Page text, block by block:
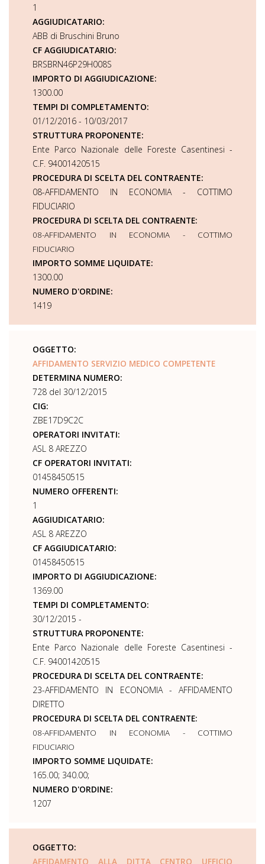
1
AGGIUDICATARIO:
ABB di Bruschini Bruno
CF AGGIUDICATARIO:
BRSBRN46P29H008S
IMPORTO DI AGGIUDICAZIONE:
1300.00
TEMPI DI COMPLETAMENTO:
01/12/2016 - 10/03/2017
STRUTTURA PROPONENTE:
Ente Parco Nazionale delle Foreste Casentinesi -
C.F. 94001420515
PROCEDURA DI SCELTA DEL CONTRAENTE:
08-AFFIDAMENTO IN ECONOMIA - COTTIMO
FIDUCIARIO
PROCEDURA DI SCELTA DEL CONTRAENTE:
08-AFFIDAMENTO IN ECONOMIA - COTTIMO
FIDUCIARIO
IMPORTO SOMME LIQUIDATE:
1300.00
NUMERO D'ORDINE:
1419
OGGETTO:
AFFIDAMENTO SERVIZIO MEDICO COMPETENTE
DETERMINA NUMERO:
728 del 30/12/2015
CIG:
ZBE17D9C2C
OPERATORI INVITATI:
ASL 8 AREZZO
CF OPERATORI INVITATI:
01458450515
NUMERO OFFERENTI:
1
AGGIUDICATARIO:
ASL 8 AREZZO
CF AGGIUDICATARIO:
01458450515
IMPORTO DI AGGIUDICAZIONE:
1369.00
TEMPI DI COMPLETAMENTO:
30/12/2015 -
STRUTTURA PROPONENTE:
Ente Parco Nazionale delle Foreste Casentinesi -
C.F. 94001420515
PROCEDURA DI SCELTA DEL CONTRAENTE:
23-AFFIDAMENTO IN ECONOMIA - AFFIDAMENTO
DIRETTO
PROCEDURA DI SCELTA DEL CONTRAENTE:
08-AFFIDAMENTO IN ECONOMIA - COTTIMO
FIDUCIARIO
IMPORTO SOMME LIQUIDATE:
165.00; 340.00;
NUMERO D'ORDINE:
1207
OGGETTO:
AFFIDAMENTO ALLA DITTA CENTRO UFFICIO